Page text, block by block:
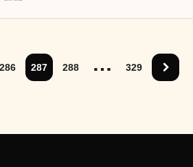
a
t
286 287 288 … 329